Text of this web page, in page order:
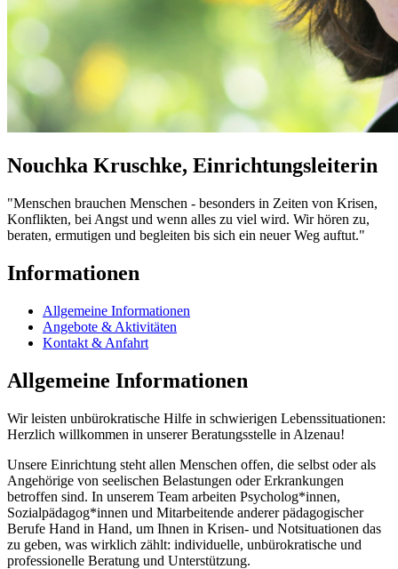
Nouchka Kruschke, Einrichtungsleiterin
"Menschen brauchen Menschen - besonders in Zeiten von Krisen,
Konflikten, bei Angst und wenn alles zu viel wird. Wir hören zu,
beraten, ermutigen und begleiten bis sich ein neuer Weg auftut."
Informationen
Allgemeine Informationen
Angebote & Aktivitäten
Kontakt & Anfahrt
Allgemeine Informationen
Wir leisten unbürokratische Hilfe in schwierigen Lebenssituationen:
Herzlich willkommen in unserer Beratungsstelle in Alzenau!
Unsere Einrichtung steht allen Menschen offen, die selbst oder als
Angehörige von seelischen Belastungen oder Erkrankungen
betroffen sind. In unserem Team arbeiten Psycholog*innen,
Sozialpädagog*innen und Mitarbeitende anderer pädagogischer
Berufe Hand in Hand, um Ihnen in Krisen- und Notsituationen das
zu geben, was wirklich zählt: individuelle, unbürokratische und
professionelle Beratung und Unterstützung.